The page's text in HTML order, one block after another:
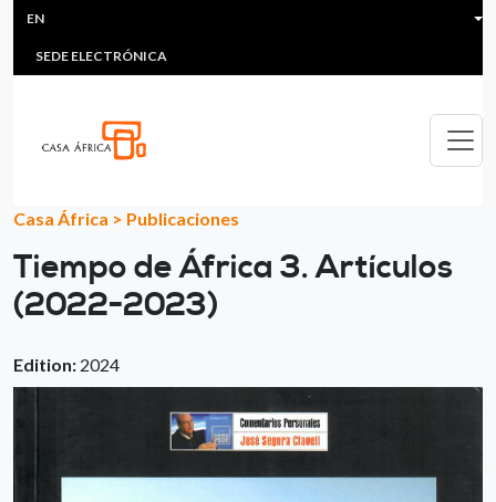
Skip to main content
HEADER MENU
MULTIMEDIA
SEDE ELECTRÓNICA
EN
Casa África > Publicaciones
Tiempo de África 3. Artículos
(2022-2023)
Edition: 2024